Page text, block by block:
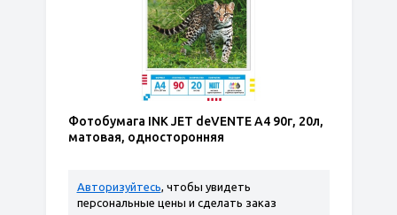
Фотобумага INK JET deVENTE A4 90г, 20л,
матовая, односторонняя
Авторизуйтесь, чтобы увидеть
персональные цены и сделать заказ